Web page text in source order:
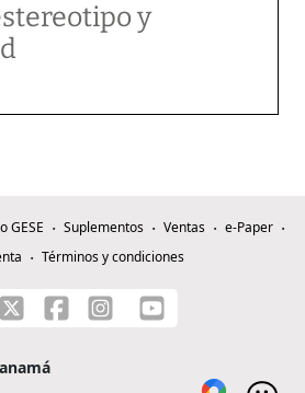
y
GESE Suplementos Ventas
e-Paper
Términos y condiciones